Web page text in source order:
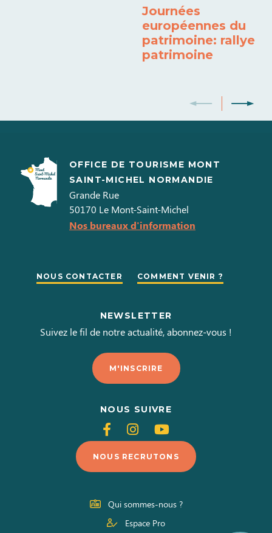
Journées
européennes du
patrimoine: rallye
patrimoine
OFFICE DE TOURISME MONT
SAINT-MICHEL NORMANDIE
Grande Rue
50170 Le Mont-Saint-Michel
Nos bureaux d'information
NOUS CONTACTER COMMENT VENIR ?
NEWSLETTER
Suivez le fil de notre actualité, abonnez-vous !
M'INSCRIRE
NOUS SUIVRE
Suivez-
nous
sur
Facebook
Suivez-
nous
sur
Instagram
Suivez-
nous
sur
Youtube
NOUS RECRUTONS
Qui sommes-nous ?
Espace Pro